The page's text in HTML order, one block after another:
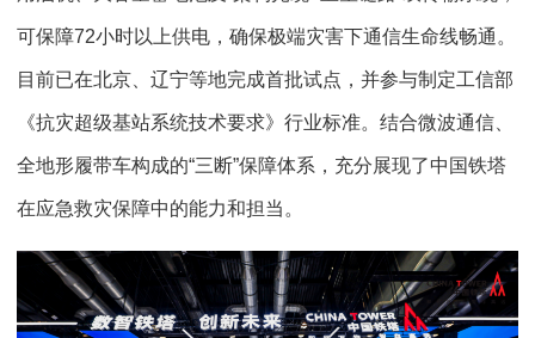
可保障72小时以上供电，确保极端灾害下通信生命线畅通。
目前已在北京、辽宁等地完成首批试点，并参与制定工信部
《抗灾超级基站系统技术要求》行业标准。结合微波通信、
全地形履带车构成的“三断”保障体系，充分展现了中国铁塔
在应急救灾保障中的能力和担当。